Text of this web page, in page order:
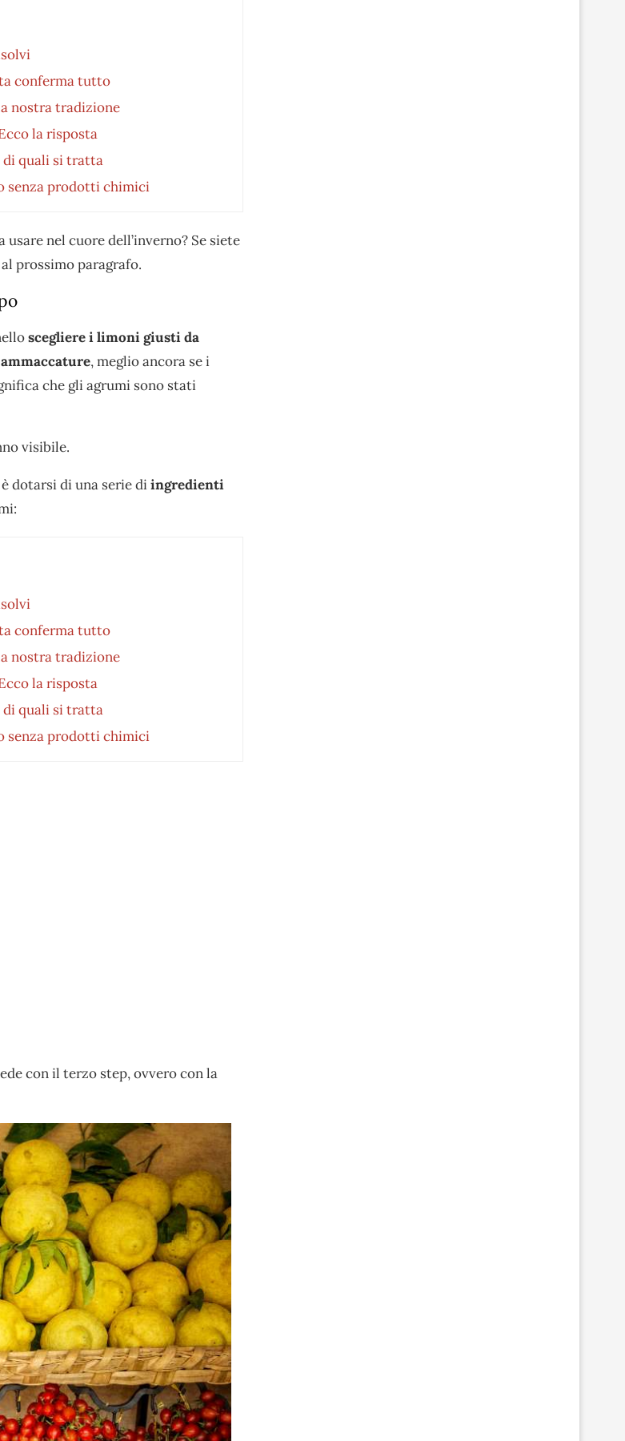
conferma tutto
nostra tradizione
la risposta
di quali si tratta
senza prodotti chimici
nel cuore dell’inverno? Se siete
prossimo paragrafo.
scegliere i limoni giusti da
, meglio ancora se i
che gli agrumi sono stati
visibile.
dotarsi di una serie diingredienti
conferma tutto
nostra tradizione
la risposta
di quali si tratta
senza prodotti chimici
con il terzo step, ovvero con la